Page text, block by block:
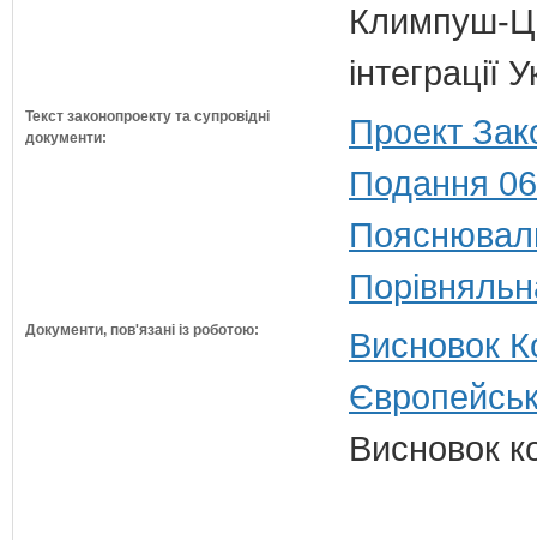
Климпуш-
Текст законопроекту та супровідні
документи:
Проект
Подання
Документи, пов'язані із роботою:
Висновок
Висновок